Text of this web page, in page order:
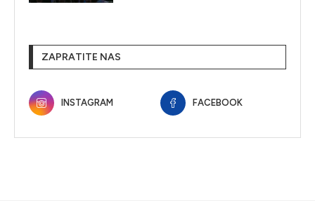
ZAPRATITE NAS
INSTAGRAM FACEBOOK